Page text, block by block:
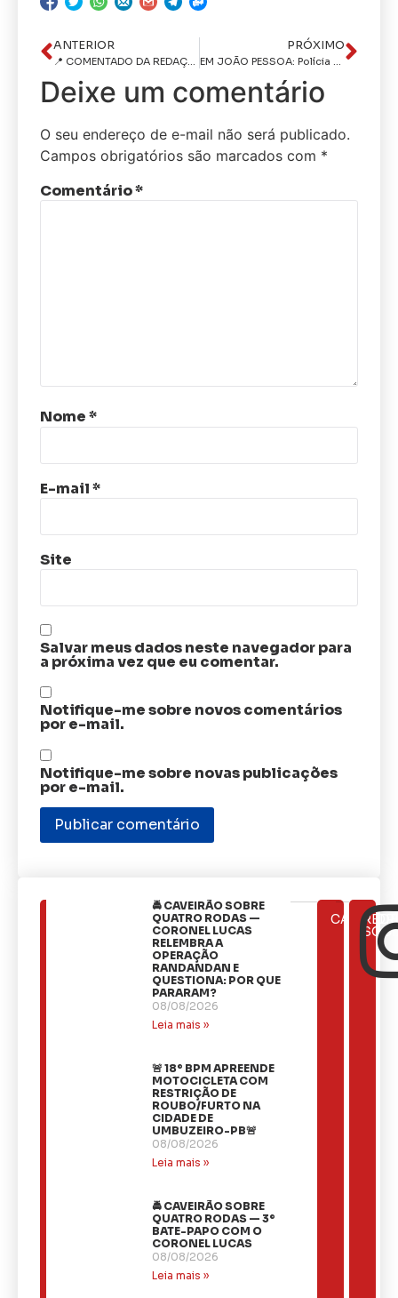
ANTERIOR
📍 COMENTADO DA REDAÇÃO – CAVEIRA DA NOTÍCIA
PRÓXIMO
EM JOÃO PESSOA: Polícia Civil prende investigado por prática de crimes sexuais em série na Zona Sul
Deixe um comentário
O seu endereço de e-mail não será publicado.
Campos obrigatórios são marcados com *
Comentário*
Nome*
E-mail*
Site
Salvar meus dados neste navegador para
a próxima vez que eu comentar.
Notifique-me sobre novos comentários
por e-mail.
Notifique-me sobre novas publicações
por e-mail.
🚔 CAVEIRÃO SOBRE
QUATRO RODAS —
CORONEL LUCAS
RELEMBRA A
OPERAÇÃO
RANDANDAN E
QUESTIONA: POR QUE
PARARAM?
08/08/2026
Leia mais »
🚨 18º BPM APREENDE
MOTOCICLETA COM
RESTRIÇÃO DE
ROUBO/FURTO NA
CIDADE DE
UMBUZEIRO-PB🚨
08/08/2026
Leia mais »
🚔 CAVEIRÃO SOBRE
QUATRO RODAS — 3º
BATE-PAPO COM O
CORONEL LUCAS
08/08/2026
Leia mais »